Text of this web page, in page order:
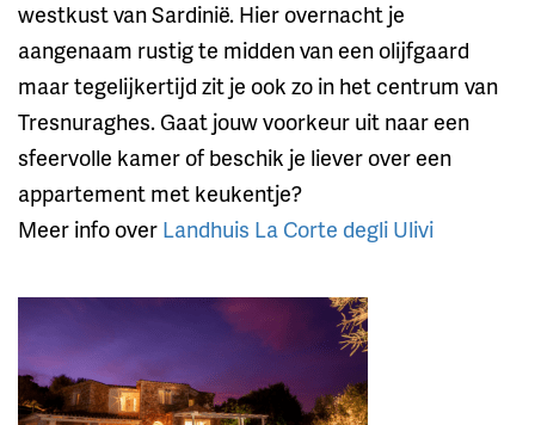
westkust van Sardinië. Hier overnacht je
aangenaam rustig te midden van een olijfgaard
maar tegelijkertijd zit je ook zo in het centrum van
Tresnuraghes. Gaat jouw voorkeur uit naar een
sfeervolle kamer of beschik je liever over een
appartement met keukentje?
Meer info over Landhuis La Corte degli Ulivi